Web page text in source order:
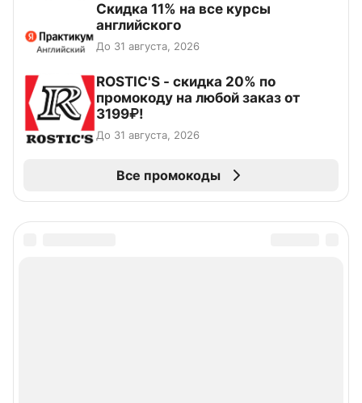
Скидка 11% на все курсы
английского
До 31 августа, 2026
ROSTIC'S - скидка 20% по
промокоду на любой заказ от
3199₽!
До 31 августа, 2026
Все промокоды